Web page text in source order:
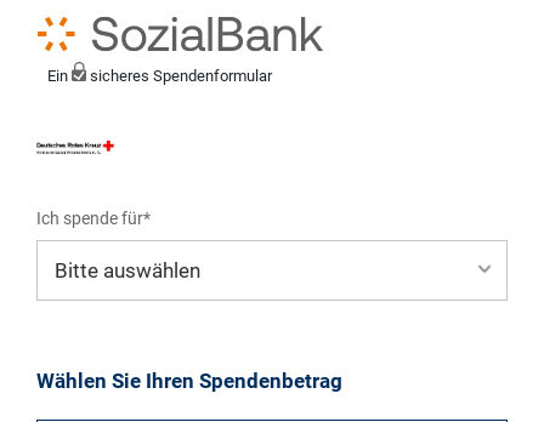
Ein sicheres Spendenformular
Ich spende für*
Wählen Sie Ihren Spendenbetrag